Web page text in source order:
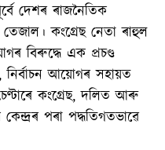
দেশৰ ৰাজনৈতিক
কংগ্ৰেছ নেতা ৰাহুল
বিৰুদ্ধে এক প্ৰচণ্ড
আয়োগৰ সহায়ত
কংগ্ৰেছ, দলিত আৰু
পৰা পদ্ধতিগতভাৱে